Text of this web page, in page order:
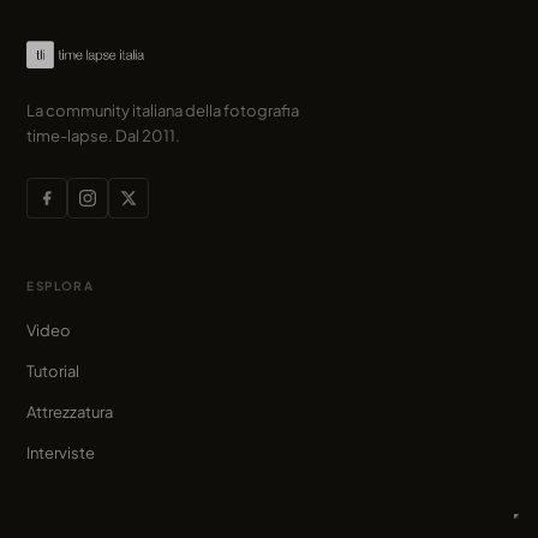
La community italiana della fotografia
time-lapse. Dal 2011.
ESPLORA
Video
Tutorial
Attrezzatura
Interviste